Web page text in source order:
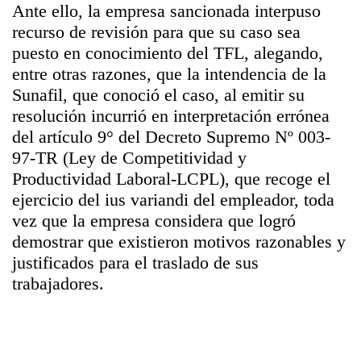
Ante ello, la empresa sancionada interpuso
recurso de revisión para que su caso sea
puesto en conocimiento del TFL, alegando,
entre otras razones, que la intendencia de la
Sunafil, que conoció el caso, al emitir su
resolución incurrió en interpretación errónea
del artículo 9° del Decreto Supremo Nº 003-
97-TR (Ley de Competitividad y
Productividad Laboral-LCPL), que recoge el
ejercicio del ius variandi del empleador, toda
vez que la empresa considera que logró
demostrar que existieron motivos razonables y
justificados para el traslado de sus
trabajadores.